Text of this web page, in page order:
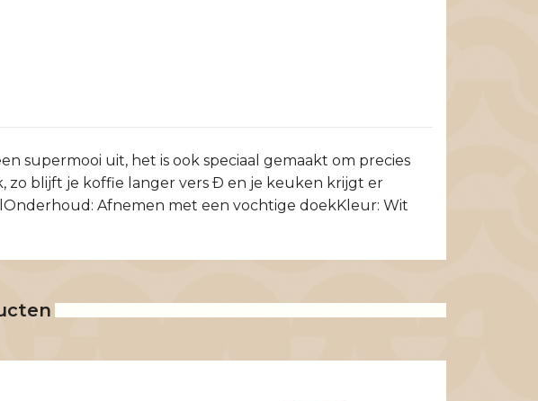
supermooi uit, het is ook speciaal gemaakt om precies
zo blijft je koffie langer vers Ð en je keuken krijgt er
Afnemen met een vochtige doekKleur: Wit